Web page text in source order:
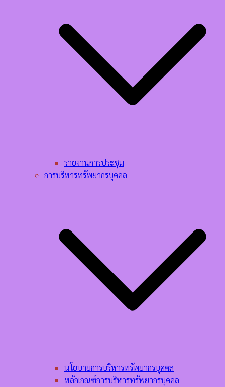
รายงานการประชุม
การบริหารทรัพยากรบุคคล
นโยบายการบริหารทรัพยากรบุคคล​
หลักเกณฑ์การบริหารทรัพยากรบุคคล​